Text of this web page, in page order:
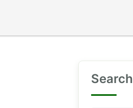
Search